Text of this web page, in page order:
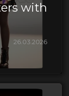
with
26.03.2026